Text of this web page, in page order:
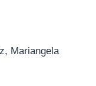
Mariangela